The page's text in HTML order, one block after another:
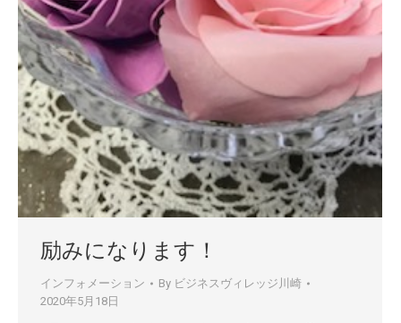
励みになります！
インフォメーション By ビジネスヴィレッジ川崎
2020年5月18日